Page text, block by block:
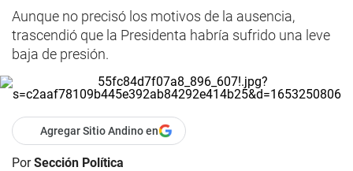
Aunque no precisó los motivos de la ausencia,
trascendió que la Presidenta habría sufrido una leve
baja de presión.
Agregar Sitio Andino en
PorSección Política